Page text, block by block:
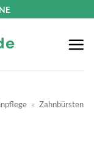
» Zahnbürsten